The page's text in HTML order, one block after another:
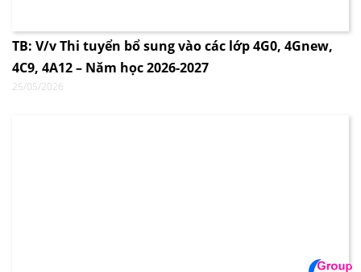
TB: V/v Thi tuyển bổ sung vào các lớp 4G0, 4Gnew,
4C9, 4A12 – Năm học 2026-2027
25/05/2026